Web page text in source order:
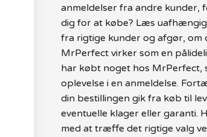
anmeldelser fra andre kunder,
dig for at købe? Læs
fra rigtige kunder og afgør, om
MrPerfect virker som en
har købt noget hos MrPerfect,
oplevelse i en anmeldelse.
din bestillingen gik fra køb til
eventuelle klager eller garanti.
med at træffe det rigtige valg